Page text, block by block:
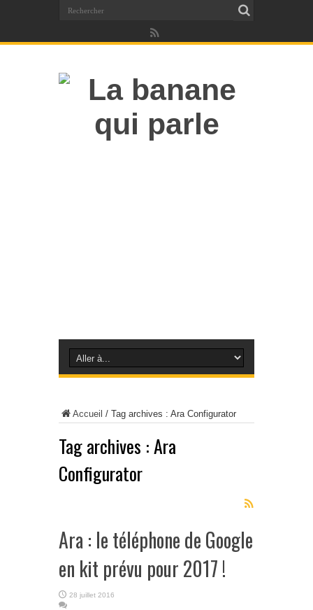
Accueil / Tag archives : Ara Configurator
Tag archives :Ara
Configurator
Ara : le téléphone de Google
en kit prévu pour 2017 !
28 juillet 2016